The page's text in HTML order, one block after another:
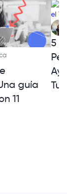
guía
11
5